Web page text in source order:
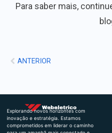
Para saber mais,
ANTERIOR
Explorando novos horizontes com
inovação e estratégia. Estamos
comprometidos em liderar o caminho